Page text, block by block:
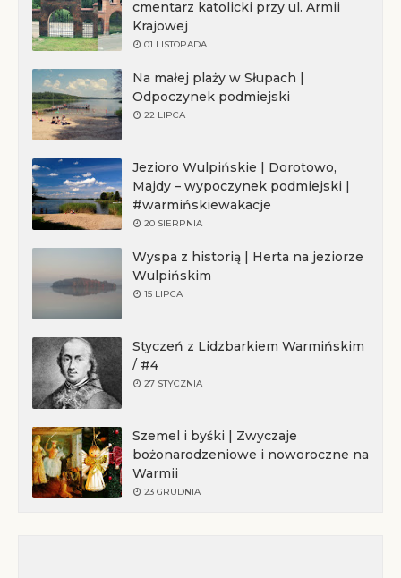
cmentarz katolicki przy ul. Armii
Krajowej
01 LISTOPADA
Na małej plaży w Słupach |
Odpoczynek podmiejski
22 LIPCA
Jezioro Wulpińskie | Dorotowo,
Majdy – wypoczynek podmiejski |
#warmińskiewakacje
20 SIERPNIA
Wyspa z historią | Herta na jeziorze
Wulpińskim
15 LIPCA
Styczeń z Lidzbarkiem Warmińskim
/ #4
27 STYCZNIA
Szemel i byśki | Zwyczaje
bożonarodzeniowe i noworoczne na
Warmii
23 GRUDNIA